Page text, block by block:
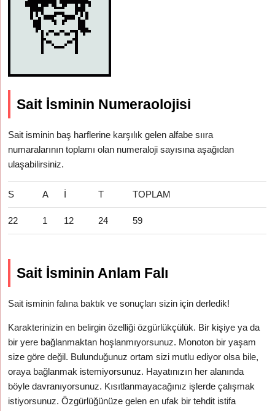
Sait İsminin Numeraolojisi
Sait isminin baş harflerine karşılık gelen alfabe sııra
numaralarının toplamı olan numeraloji sayısına aşağıdan
ulaşabilirsiniz.
S A İ T TOPLAM
22 1 12 24 59
Sait İsminin Anlam Falı
Sait isminin falına baktık ve sonuçları sizin için derledik!
Karakterinizin en belirgin özelliği özgürlükçülük. Bir kişiye ya da
bir yere bağlanmaktan hoşlanmıyorsunuz. Monoton bir yaşam
size göre değil. Bulunduğunuz ortam sizi mutlu ediyor olsa bile,
oraya bağlanmak istemiyorsunuz. Hayatınızın her alanında
böyle davranıyorsunuz. Kısıtlanmayacağınız işlerde çalışmak
istiyorsunuz. Özgürlüğünüze gelen en ufak bir tehdit istifa